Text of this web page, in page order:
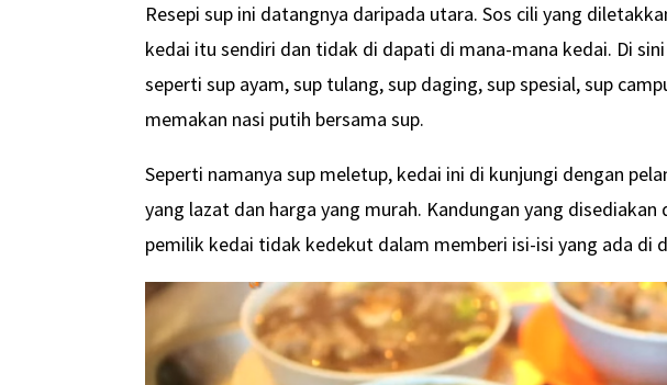
Resepi sup ini datangnya daripada utara. Sos cili yang
kedai itu sendiri dan tidak di dapati di mana-mana kedai. Di
seperti sup ayam, sup tulang, sup daging, sup spesial, sup
memakan nasi putih bersama sup.
Seperti namanya sup meletup, kedai ini di kunjungi dengan
yang lazat dan harga yang murah. Kandungan yang
pemilik kedai tidak kedekut dalam memberi isi-isi yang ada di